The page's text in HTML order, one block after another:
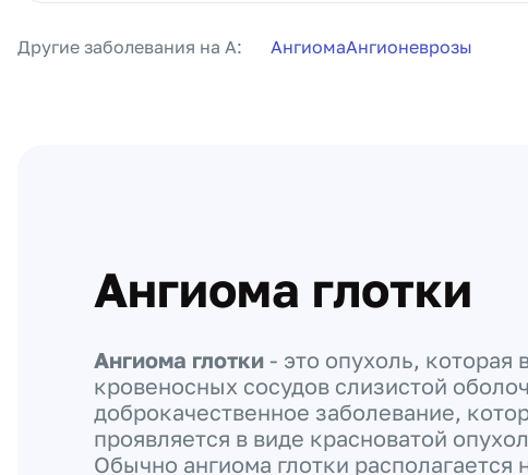
Другие заболевания на А: АнгиомаАнгионеврозы
Ангиома глотки
Ангиома глотки - это опухоль, которая
кровеносных сосудов слизистой
доброкачественное заболевание,
проявляется в виде красноватой
Обычно ангиома глотки располагается